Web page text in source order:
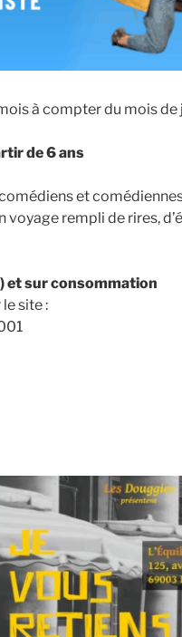
à compter du mois de
de 6 ans
et
voyage rempli de rires,
et sur consommation
site :